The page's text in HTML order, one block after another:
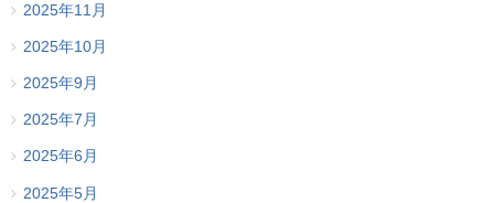
2025年11月
2025年10月
2025年9月
2025年7月
2025年6月
2025年5月